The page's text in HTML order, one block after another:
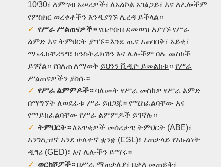
10/30፣ ለምግብ አሠሪዎች፣ ለአልኮል አገልጋይ፣ እና ለሌሎችም
የምስክር ወረቀቶችን እንዲያገኙ ሊረዳ ይችላል።
የሥራ ሥልጠናዎች።የቤተሰብ ደመወዝ እያገኙ የሥራ
ልምድ እና ትምህርት ያግኙ። እንደ ጤና አጠባበቅ፣ አይቲ፣
ማኑፋክቸሪንግ፣ ኮንስትራክሽን እና ሌሎችም ባሉ መስኮች
ይገኛል። የበለጠ ለማወቅ ይህንን ቪዲዮ ይመልከቱ። የሥራ
ሥልጠናዎችን ያስሱ።
የሥራ ልምምዶች።ባለሙት የሥራ መስክዎ የሥራ ልምድ
በማግኘት ለወደፊቱ ሥራ ይዘጋጁ። የሚከፈልባቸው እና
የማይከፈልባቸው የሥራ ልምምዶች ይገኛሉ።
ትምህርት።ለአዋቂዎች መሰረታዊ ትምህርት (ABE)፣
እንግሊዝኛ እንደ ሁለተኛ ቋንቋ (ESL)፣ አጠቃላይ የእኩልነት
ዲግሪ (GED)፣ እና ሌሎችን ይማሩ።
ወርክሾፖች።በሥራ ማጠቃለያ፣ በቃለ መጠይቅ፣